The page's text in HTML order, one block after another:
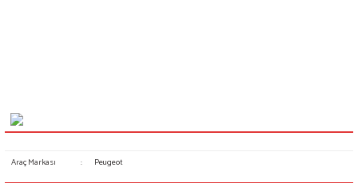
Araç Markası : Peugeot